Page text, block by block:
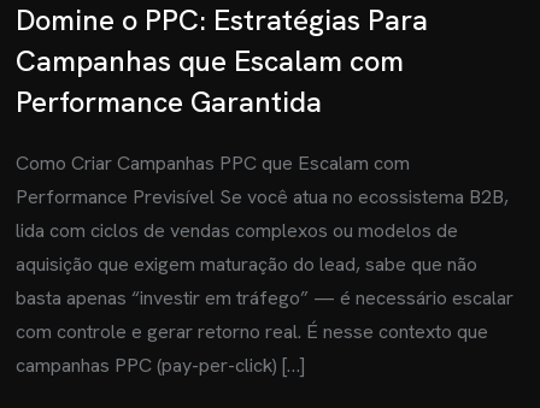
Domine o PPC: Estratégias Para
Campanhas que Escalam com
Performance Garantida
Como Criar Campanhas PPC que Escalam com
Performance Previsível Se você atua no ecossistema B2B,
lida com ciclos de vendas complexos ou modelos de
aquisição que exigem maturação do lead, sabe que não
basta apenas “investir em tráfego” — é necessário escalar
com controle e gerar retorno real. É nesse contexto que
campanhas PPC (pay-per-click) […]